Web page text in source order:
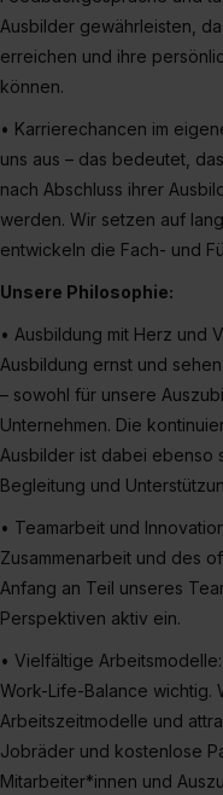
angemessenes
II). Du kannst die von
Wirkung für die
Datenschutzerklärung
Einstellungen“
zeigen“. Weitere
Ausbilder gewährleisten,
erreichen und ihre
können.
• Karrierechancen im
uns aus – das bedeutet,
nach Abschluss ihrer
werden. Wir setzen auf
entwickeln die Fach- und
Unsere Philosophie:
• Ausbildung mit Herz und
Ausbildung ernst und
– sowohl für unsere
Unternehmen. Die
Ausbilder ist dabei ebenso
Begleitung und
• Teamarbeit und
Zusammenarbeit und des
Anfang an Teil unseres
Perspektiven aktiv ein.
• Vielfältige
Work-Life-Balance wichtig.
Arbeitszeitmodelle und
Jobräder und kostenlose
Mitarbeiter*innen und